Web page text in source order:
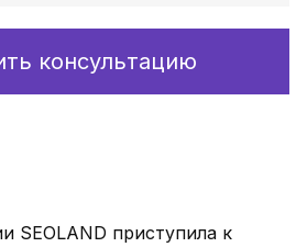
консультацию
SEOLAND приступила к